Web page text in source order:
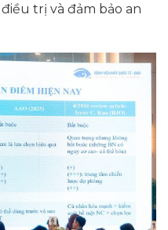
trị và đảm bảo an